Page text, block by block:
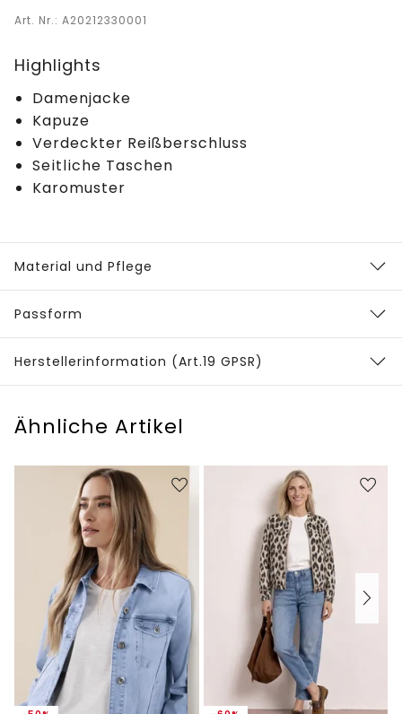
Art. Nr.: A20212330001
Highlights
Damenjacke
Kapuze
Verdeckter Reißberschluss
Seitliche Taschen
Karomuster
Material und Pflege
Passform
Herstellerinformation (Art.19 GPSR)
Ähnliche Artikel